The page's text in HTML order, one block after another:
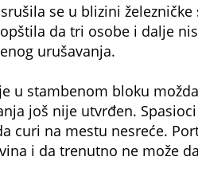
se u blizini
da tri osobe i dalje
urušavanja.
u stambenom bloku
još nije utvrđen.
curi na mestu nesreće.
i da trenutno ne može